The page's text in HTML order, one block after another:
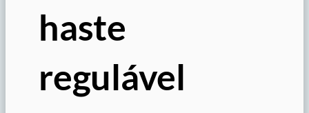
haste
regulável